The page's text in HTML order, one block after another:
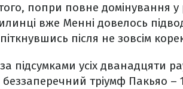
попри повне домінування
вже Менні довелось
після не зовсім
підсумками усіх дванадцяти
тріумф Пакьяо –